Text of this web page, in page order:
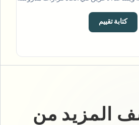
كتابة تقييم
المزيد من